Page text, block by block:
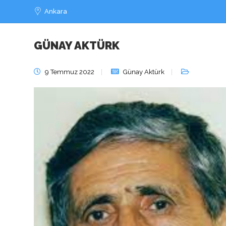
Ankara
GÜNAY AKTÜRK
Bayramlar
9 Temmuz 2022 Günay Aktürk